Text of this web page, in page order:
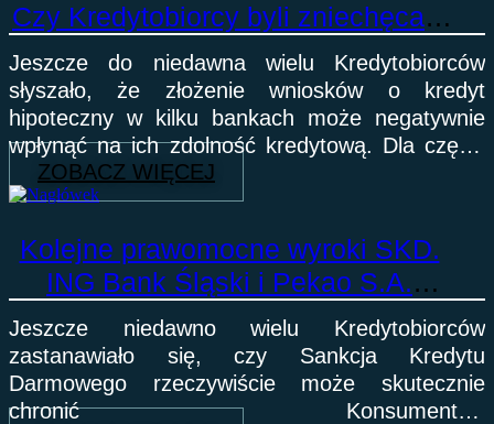
Czy Kredytobiorcy byli zniechęcani
do porównywania ofert?
Jeszcze do niedawna wielu Kredytobiorców
słyszało, że złożenie wniosków o kredyt
hipoteczny w kilku bankach może negatywnie
wpłynąć na ich zdolność kredytową. Dla części
osób oznaczało to rezygnację z porównywania
ofert i wybór
ZOBACZ WIĘCEJ
Kolejne prawomocne wyroki SKD.
ING Bank Śląski i Pekao S.A.
przegrywają z Kredytobiorcami
Jeszcze niedawno wielu Kredytobiorców
zastanawiało się, czy Sankcja Kredytu
Darmowego rzeczywiście może skutecznie
chronić Konsumentów